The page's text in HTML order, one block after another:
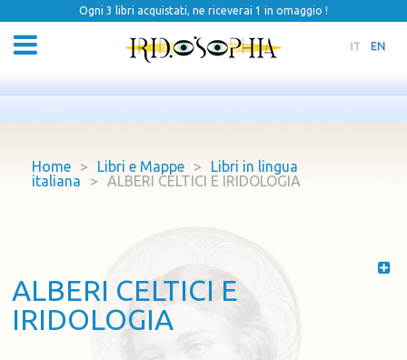
Ogni 3 libri acquistati, ne riceverai 1 in omaggio !
IT EN
Home > Libri e Mappe >
Libri in lingua
italiana
> ALBERI CELTICI E IRIDOLOGIA
ALBERI CELTICI E
IRIDOLOGIA